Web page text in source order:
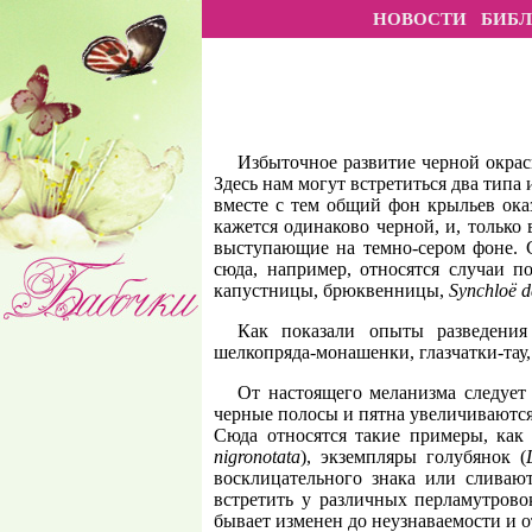
НОВОСТИ
Избыточное развитие черной
Здесь нам могут встретиться два
вместе с тем общий фон крыльев
кажется одинаково черной, и,
выступающие на темно-сером фоне.
сюда, например, относятся случаи
капустницы, брюквенницы, Synchloë
Как показали опыты
шелкопряда-монашенки, глазчатки-
От настоящего меланизма
черные полосы и пятна
Сюда относятся такие примеры,
nigronotata), экземпляры голубянок (
восклицательного знака или
встретить у различных
бывает изменен до неузнаваемости и